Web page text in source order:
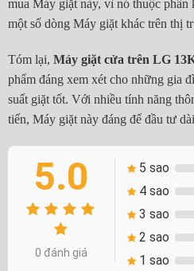
mua Máy giặt này, vì nó thuộc phân
một số dòng Máy giặt khác trên thị
Tóm lại, Máy giặt cửa trên LG
phẩm đáng xem xét cho những gia
suất giặt tốt. Với nhiều tính năng
tiến, Máy giặt này đáng để đầu tư
5.0
0 đánh giá
5 sao
4 sao
3 sao
2 sao
1 sao